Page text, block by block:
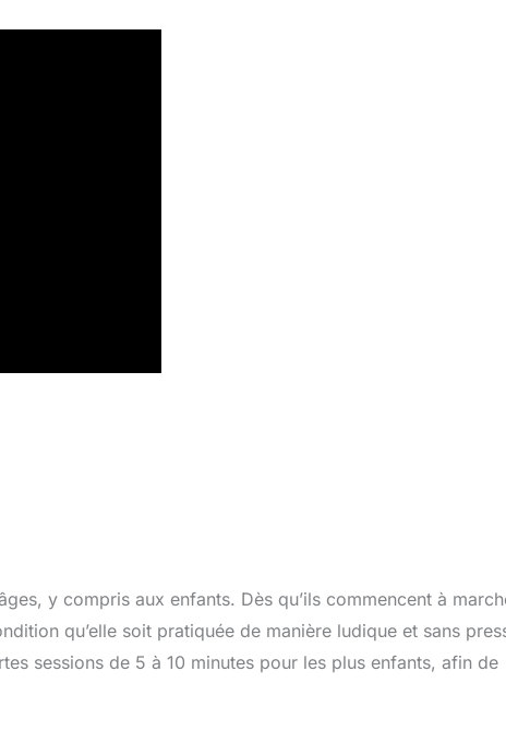
y compris aux enfants. Dès qu’ils commencent à
qu’elle soit pratiquée de manière ludique et sans
sessions de 5 à 10 minutes pour les plus enfants, afin de